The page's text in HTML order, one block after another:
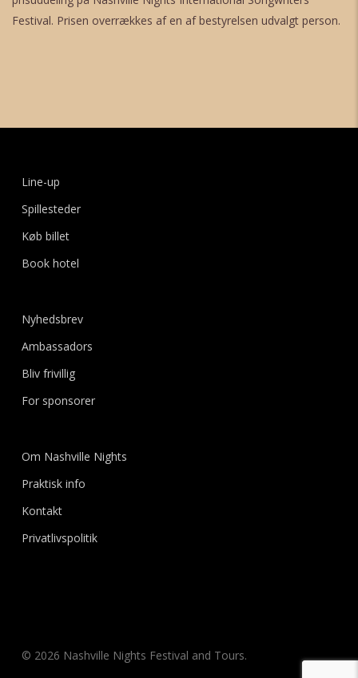
Festival. Prisen overrækkes af en af bestyrelsen udvalgt person.
Line-up
Spillesteder
Køb billet
Book hotel
Nyhedsbrev
Ambassadors
Bliv frivillig
For sponsorer
Om Nashville Nights
Praktisk info
Kontakt
Privatlivspolitik
© 2026 Nashville Nights Festival and Tours.